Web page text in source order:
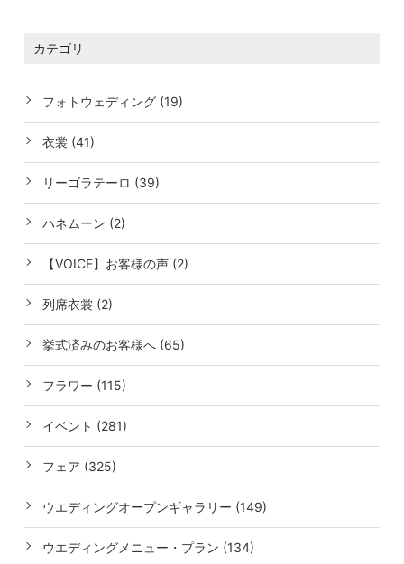
カテゴリ
フォトウェディング (19)
衣裳 (41)
リーゴラテーロ (39)
ハネムーン (2)
【VOICE】お客様の声 (2)
列席衣裳 (2)
挙式済みのお客様へ (65)
フラワー (115)
イベント (281)
フェア (325)
ウエディングオープンギャラリー (149)
ウエディングメニュー・プラン (134)